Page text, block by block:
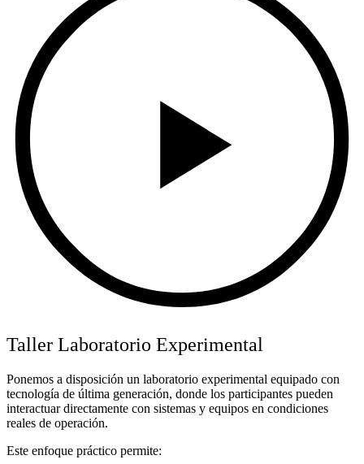
Taller Laboratorio Experimental
Ponemos a disposición un laboratorio experimental equipado con
tecnología de última generación, donde los participantes pueden
interactuar directamente con sistemas y equipos en condiciones
reales de operación.
Este enfoque práctico permite: